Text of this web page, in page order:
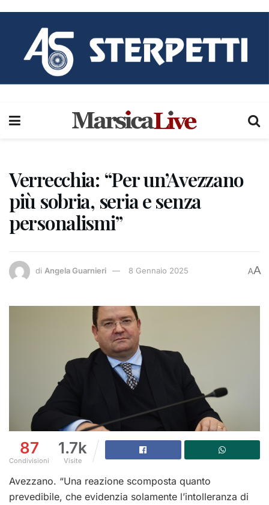
Verrecchia: “Per un’Avezzano
più sobria, seria e senza
personalismi”
di Angela Guarnieri 8 Gennaio 2025 AA
87
Condivisioni
1.7k
Visite
Avezzano. “Una reazione scomposta quanto
prevedibile, che evidenzia solamente l’intolleranza di